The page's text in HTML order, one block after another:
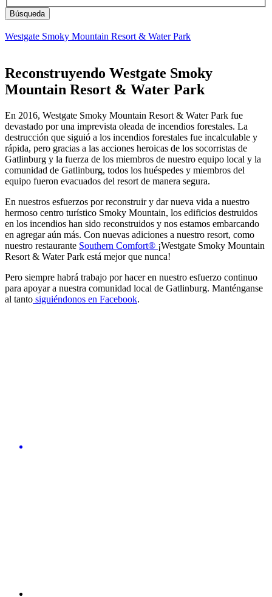
Westgate Smoky Mountain Resort & Water Park
Reconstruyendo Westgate Smoky
Mountain Resort & Water Park
En 2016, Westgate Smoky Mountain Resort & Water Park fue
devastado por una imprevista oleada de incendios forestales. La
destrucción que siguió a los incendios forestales fue incalculable y
rápida, pero gracias a las acciones heroicas de los socorristas de
Gatlinburg y la fuerza de los miembros de nuestro equipo local y la
comunidad de Gatlinburg, todos los huéspedes y miembros del
equipo fueron evacuados del resort de manera segura.
En nuestros esfuerzos por reconstruir y dar nueva vida a nuestro
hermoso centro turístico Smoky Mountain, los edificios destruidos
en los incendios han sido reconstruidos y nos estamos embarcando
en agregar aún más. Con nuevas adiciones a nuestro resort, como
nuestro restaurante Southern Comfort® ¡Westgate Smoky Mountain
Resort & Water Park está mejor que nunca!
Pero siempre habrá trabajo por hacer en nuestro esfuerzo continuo
para apoyar a nuestra comunidad local de Gatlinburg. Manténganse
al tanto siguiéndonos en Facebook.